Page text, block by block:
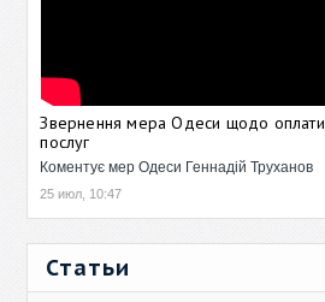
Звернення мера Одеси щодо оплати
послуг
Коментує мер Одеси Геннадій Труханов
25 июл, 10:47
Статьи